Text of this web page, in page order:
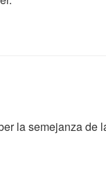
la semejanza de